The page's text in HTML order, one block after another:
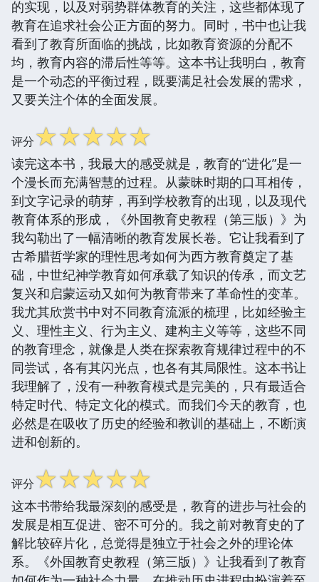
的实现，以及对弱势群体教育的关注，这些都体现了
教育在追求社会公正方面的努力。同时，书中也让我
看到了教育所面临的挑战，比如教育资源的分配不
均，教育内容的滞后性等等。这本书让我明白，教育
是一个动态的平衡过程，既要满足社会发展的需求，
又要关注个体的全面发展。
评分☆☆☆☆☆
读完这本书，我最大的感受就是，教育的“进化”是一
个漫长而充满智慧的过程。从蒙昧时期的口耳相传，
到文字记录的萌芽，再到学校教育的出现，以及现代
教育体系的形成，《外国教育史教程（第三版）》为
我勾勒出了一幅清晰的教育发展长卷。它让我看到了
古希腊哲学家的理性思考如何为西方教育奠定了基
础，中世纪神学教育如何承载了知识的传承，而文艺
复兴和启蒙运动又如何为教育带来了革命性的变革。
我尤其欣赏书中对不同教育流派的梳理，比如经验主
义、理性主义、行为主义、建构主义等等，这些不同
的教育理念，就像是人类在探索教育规律过程中的不
同尝试，各有其闪光点，也各有其局限性。这本书让
我理解了，没有一种教育模式是完美的，只有最适合
特定时代、特定文化的模式。而我们今天的教育，也
必然是在吸收了历史的经验和教训的基础上，不断演
进和创新的。
评分☆☆☆☆☆
这本书带给我最深刻的感受是，教育的进步与社会的
发展是相互促进、密不可分的。我之前对教育史的了
解比较碎片化，总觉得是独立于社会之外的理论体
系。《外国教育史教程（第三版）》让我看到了教育